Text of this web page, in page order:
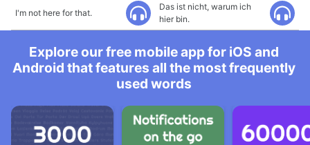
I'm not here for that.
Das ist nicht, warum ich
hier bin.
Explore our free mobile app for iOS and
Android that features all the most frequently
used words